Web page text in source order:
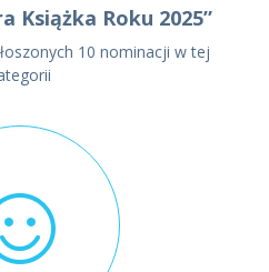
Książka Roku 2025”
10 nominacji w tej